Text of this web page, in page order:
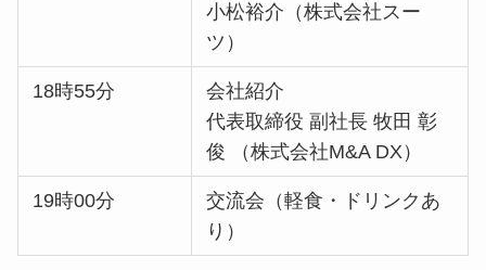
小松裕介（株式会社スー
ツ）
18時55分
会社紹介
代表取締役 副社長 牧田 彰
俊 （株式会社M&A DX）
19時00分
交流会（軽食・ドリンクあ
り）